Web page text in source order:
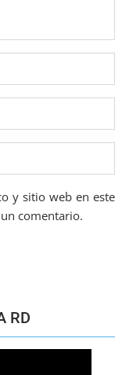
y sitio web en este
comentario.
RD